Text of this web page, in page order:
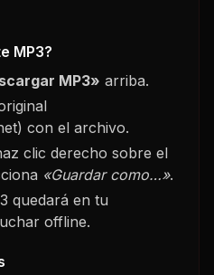
MP3?
MP3» arriba.
con el archivo.
clic derecho sobre el
«Guardar como…».
quedará en tu
offline.